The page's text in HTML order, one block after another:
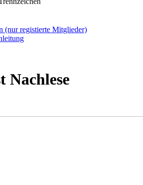
(nur registierte Mitglieder)
Nachlese